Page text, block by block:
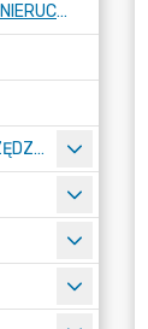
INFORMACJA O WYKAZACH NIERUCHOMOŚCI PRZEZNACZONYCH DO ZBYCIA LUB ODDANIA W UŻYTKOWANIE, NAJEM, DZIERŻAWĘ LUB UŻYCZENIE
JAK ZAŁATWIĆ SPRAWĘ W URZĘDZIE